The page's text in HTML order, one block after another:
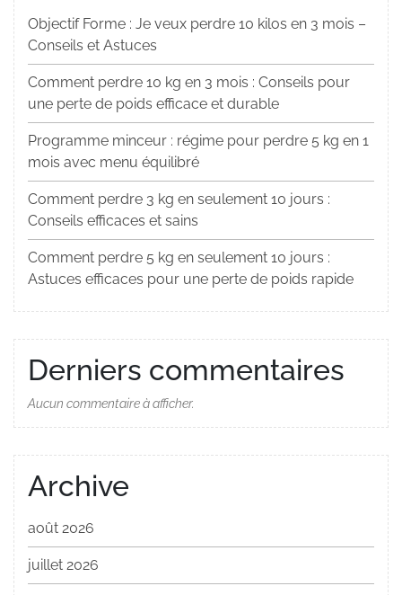
Objectif Forme : Je veux perdre 10 kilos en 3 mois –
Conseils et Astuces
Comment perdre 10 kg en 3 mois : Conseils pour
une perte de poids efficace et durable
Programme minceur : régime pour perdre 5 kg en 1
mois avec menu équilibré
Comment perdre 3 kg en seulement 10 jours :
Conseils efficaces et sains
Comment perdre 5 kg en seulement 10 jours :
Astuces efficaces pour une perte de poids rapide
Derniers commentaires
Aucun commentaire à afficher.
Archive
août 2026
juillet 2026